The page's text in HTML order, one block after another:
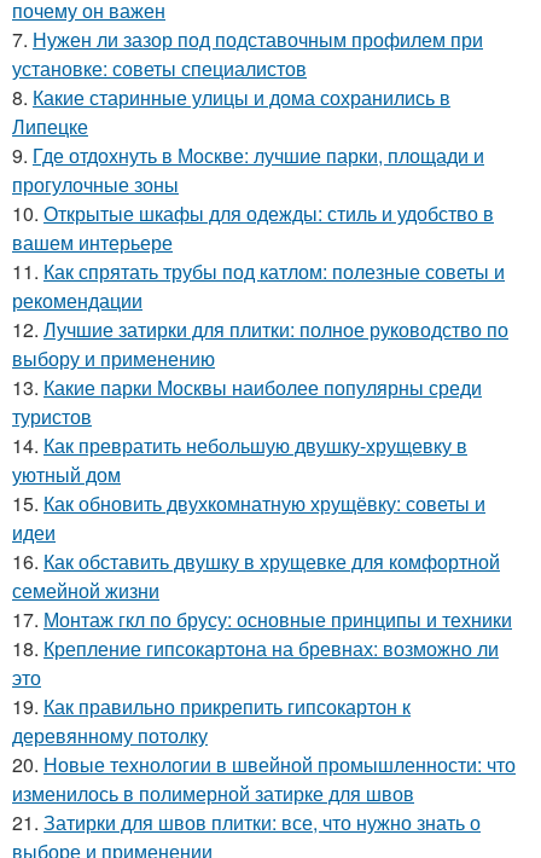
почему он важен
7. Нужен ли зазор под подставочным профилем при
установке: советы специалистов
8. Какие старинные улицы и дома сохранились в
Липецке
9. Где отдохнуть в Москве: лучшие парки, площади и
прогулочные зоны
10. Открытые шкафы для одежды: стиль и удобство в
вашем интерьере
11. Как спрятать трубы под катлом: полезные советы и
рекомендации
12. Лучшие затирки для плитки: полное руководство по
выбору и применению
13. Какие парки Москвы наиболее популярны среди
туристов
14. Как превратить небольшую двушку-хрущевку в
уютный дом
15. Как обновить двухкомнатную хрущёвку: советы и
идеи
16. Как обставить двушку в хрущевке для комфортной
семейной жизни
17. Монтаж гкл по брусу: основные принципы и техники
18. Крепление гипсокартона на бревнах: возможно ли
это
19. Как правильно прикрепить гипсокартон к
деревянному потолку
20. Новые технологии в швейной промышленности: что
изменилось в полимерной затирке для швов
21. Затирки для швов плитки: все, что нужно знать о
выборе и применении